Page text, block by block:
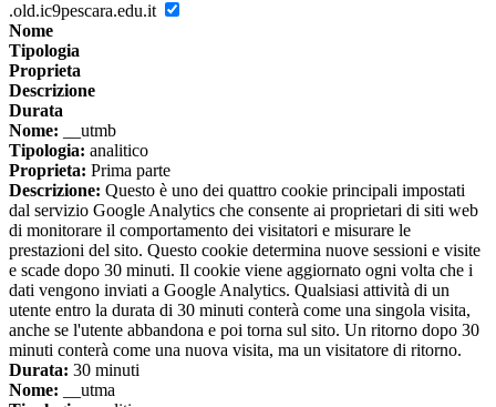
.old.ic9pescara.edu.it
Nome
Tipologia
Proprieta
Descrizione
Durata
Nome: __utmb
Tipologia: analitico
Proprieta: Prima parte
Descrizione: Questo è uno dei quattro cookie principali impostati
dal servizio Google Analytics che consente ai proprietari di siti web
di monitorare il comportamento dei visitatori e misurare le
prestazioni del sito. Questo cookie determina nuove sessioni e visite
e scade dopo 30 minuti. Il cookie viene aggiornato ogni volta che i
dati vengono inviati a Google Analytics. Qualsiasi attività di un
utente entro la durata di 30 minuti conterà come una singola visita,
anche se l'utente abbandona e poi torna sul sito. Un ritorno dopo 30
minuti conterà come una nuova visita, ma un visitatore di ritorno.
Durata: 30 minuti
Nome: __utma